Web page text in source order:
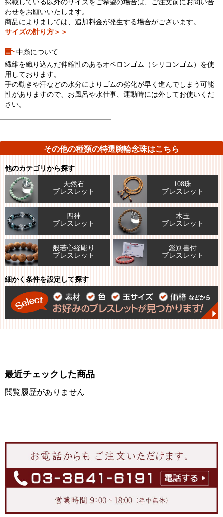
掲載している以外のサイズをご希望の場合は、ご注文前にお問い合
わせをお願いいたします。
商品によりましては、追加料金が発生する場合がございます。
サイズの計り方＞＞
中糸について
繊維を織り込んだ伸縮性のあるオペロンゴム（シリコンゴム）を使
用しております。
手の動きや汗などの水分によりゴムの劣化が早く進んでしまう可能
性がありますので、お風呂や水仕事、運動時には外してお使いくだ
さい。
その他の種類の特選腕輪念珠はこちら
他のカテゴリから探す
天然石
ブレスレット
108珠
ブレスレット
四神
ブレスレット
木玉
ブレスレット
般若心経彫り
ブレスレット
鑑別書付
ブレスレット
細かく条件を設定して探す
最近チェックした商品
閲覧履歴がありません